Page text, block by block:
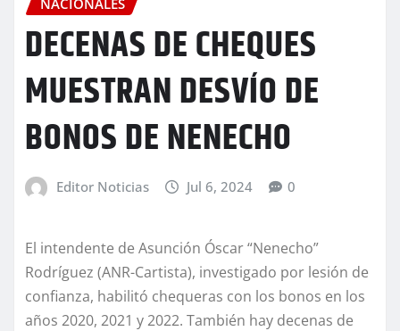
DECENAS DE CHEQUES
MUESTRAN DESVÍO DE
BONOS DE NENECHO
Editor Noticias Jul 6, 2024 0
El intendente de Asunción Óscar “Nenecho”
Rodríguez (ANR-Cartista), investigado por lesión de
confianza, habilitó chequeras con los bonos en los
años 2020, 2021 y 2022. También hay decenas de